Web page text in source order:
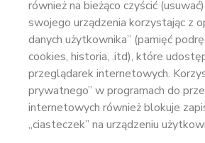
również na bieżąco czyścić
swojego urządzenia korzystając z
danych użytkownika” (pamięć
cookies, historia, .itd), które
przeglądarek internetowych.
prywatnego” w programach do
internetowych również blokuje
„ciasteczek” na urządzeniu